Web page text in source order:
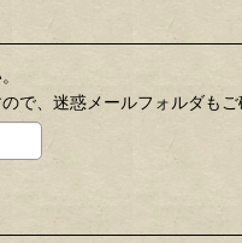
で、迷惑メールフォルダもご